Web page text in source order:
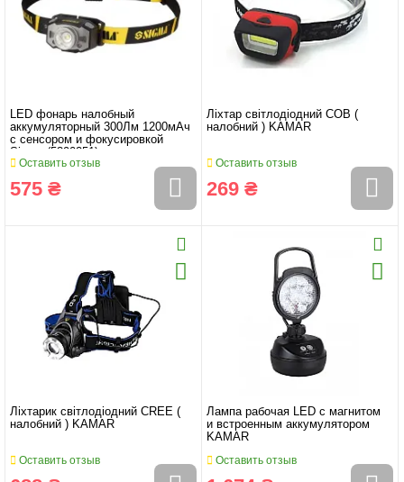
LED фонарь налобный
аккумуляторный 300Лм 1200мАч
с сенсором и фокусировкой
Sigma (5390251)
Оставить отзыв
575 ₴
Ліхтар світлодіодний COB (
налобний ) KAMAR
Оставить отзыв
269 ₴
Ліхтарик світлодіодний CREE (
налобний ) KAMAR
Оставить отзыв
Лампа рабочая LED с магнитом
и встроенным аккумулятором
KAMAR
Оставить отзыв